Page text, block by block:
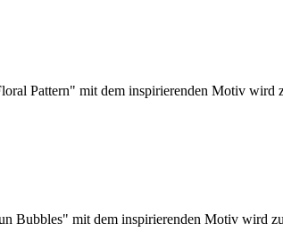
Pattern" mit dem inspirierenden Motiv wird
Bubbles" mit dem inspirierenden Motiv wird